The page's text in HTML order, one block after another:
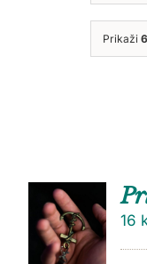
Prikaži
DODAJ
U
KOŠARI
CU
16